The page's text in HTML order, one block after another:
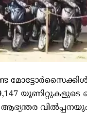
യൂണിറ്റുകളുടെ
വിൽപ്പനയും